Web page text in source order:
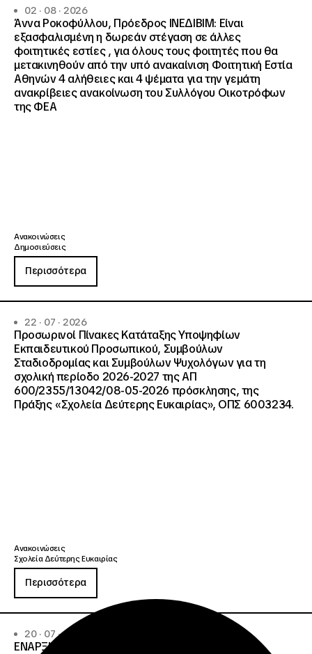
02 · 08 · 2026
Άννα Ροκοφύλλου, Πρόεδρος ΙΝΕΔΙΒΙΜ: Είναι
εξασφαλισμένη η δωρεάν στέγαση σε άλλες
φοιτητικές εστίες , για όλους τους φοιτητές που θα
μετακινηθούν από την υπό ανακαίνιση Φοιτητική Εστία
Αθηνών 4 αλήθειες και 4 ψέματα για την γεμάτη
ανακρίβειες ανακοίνωση του Συλλόγου Οικοτρόφων
της ΦΕΑ
Ανακοινώσεις
Δημοσιεύσεις
Περισσότερα
22 · 07 · 2026
Προσωρινοί Πίνακες Κατάταξης Υποψηφίων
Εκπαιδευτικού Προσωπικού, Συμβούλων
Σταδιοδρομίας και Συμβούλων Ψυχολόγων για τη
σχολική περίοδο 2026-2027 της ΑΠ
600/2355/13042/08-05-2026 πρόσκλησης, της
Πράξης «Σχολεία Δεύτερης Ευκαιρίας», ΟΠΣ 6003234.
Ανακοινώσεις
Σχολεία Δεύτερης Ευκαιρίας
Περισσότερα
20 · 07 · 2026
ΕΝΑΡΞΗ ΔΙΑΔΙΚΑΣΙΑΣ ΥΠΟΒΟΛΗΣ ΕΝΣΤΑΣΕΩΝ